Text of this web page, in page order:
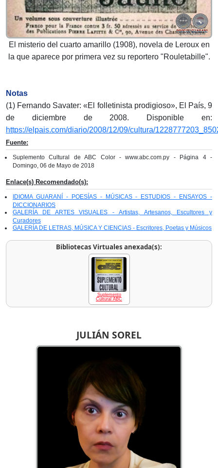
JULIÁN SOREL
El misterio del cuarto amarillo (1908), novela de Leroux en
la que aparece por primera vez su reportero "Rouletabille".
Notas
(1) Fernando Savater: «El folletinista prodigioso», El País, 9
de diciembre de 2008. Disponible en:
https://elpais.com/diario/2008/12/09/cultura/
Fuente:
Suplemento Cultural de ABC Color - www.abc.com.py - Página 4 -
Domingo, 06 de Mayo de 2018
Enlace(s) Recomendado(s):
IDIOMA GUARANÍ - POESÍAS - MÚSICAS - ESTUDIOS - ENSAYOS -
DICCIONARIOS
GALERÍA DE ARTES VISUALES - Artistas, Artesanos, Escultores y
Curadores
GALERÍA DE LETRAS, MÚSICA Y CIENCIAS - Escritores, Poetas y Músicos
Bibliotecas Virtuales anexada(s):
Suplemento
Cultural ABC